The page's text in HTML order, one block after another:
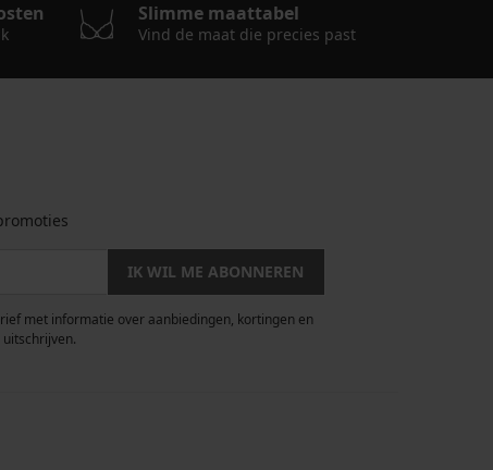
Slimme maattabel
Vind de maat die precies past
IK WIL ME ABONNEREN
met informatie over aanbiedingen, kortingen en
uitschrijven.